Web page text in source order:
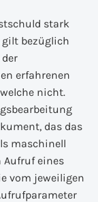
stark
gilt bezüglich
erfahrenen
nicht.
das das
maschinell
eines
vom jeweiligen